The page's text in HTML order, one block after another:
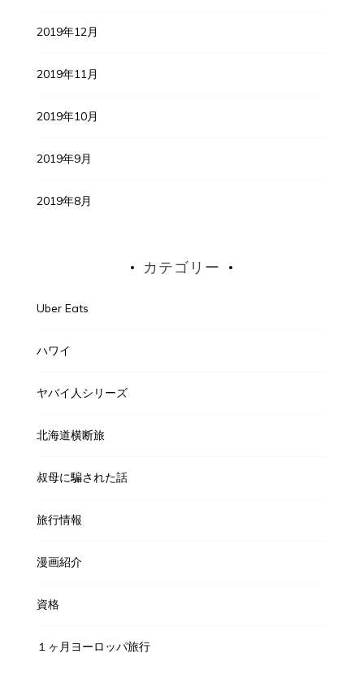
2019年12月
2019年11月
2019年10月
2019年9月
2019年8月
カテゴリー
Uber Eats
ハワイ
ヤバイ人シリーズ
北海道横断旅
叔母に騙された話
旅行情報
漫画紹介
資格
１ヶ月ヨーロッパ旅行